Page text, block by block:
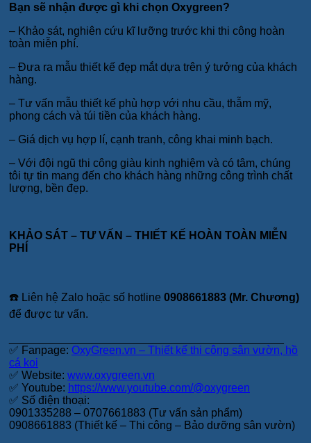
Bạn sẽ nhận được gì khi chọn Oxygreen?
– Khảo sát, nghiên cứu kĩ lưỡng trước khi thi công hoàn
toàn miễn phí.
– Đưa ra mẫu thiết kế đẹp mắt dựa trên ý tưởng của khách
hàng.
– Tư vấn mẫu thiết kế phù hợp với nhu cầu, thẫm mỹ,
phong cách và túi tiền của khách hàng.
– Giá dịch vụ hợp lí, cạnh tranh, công khai minh bạch.
– Với đội ngũ thi công giàu kinh nghiệm và có tâm, chúng
tôi tự tin mang đến cho khách hàng những công trình chất
lượng, bền đẹp.
KHẢO SÁT – TƯ VẤN – THIẾT KẾ HOÀN TOÀN MIỄN
PHÍ
☎️ Liên hệ Zalo hoặc số hotline 0908661883 (Mr. Chương)
để được tư vấn.
✅ Fanpage: ​ OxyGreen.vn – Thiết kế thi công sân vườn, hồ
cá koi
✅ Website: www.oxygreen.vn
✅ Youtube: https://www.youtube.com/@oxygreen
✅ Số điện thoại:
0901335288 – 0707661883 (Tư vấn sản phẩm)
0908661883 (Thiết kế – Thi công – Bảo dưỡng sân vườn)